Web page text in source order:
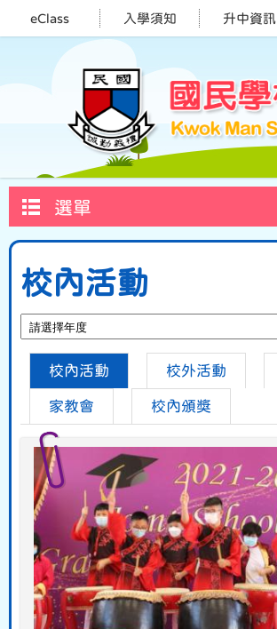
eClass 入學須知 升中資訊
選單
校內活動
校內活動 校外活動
家教會 校內頒獎